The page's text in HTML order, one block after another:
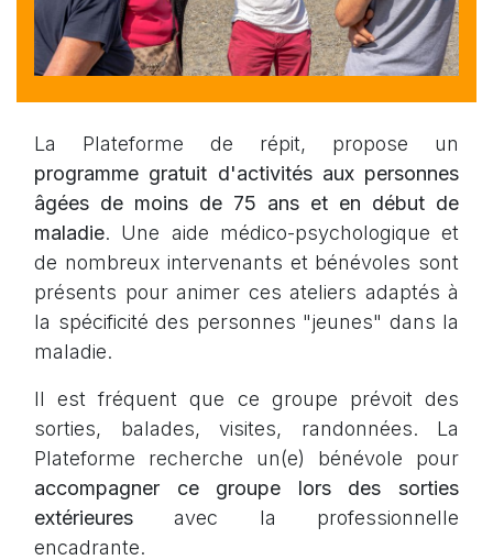
La Plateforme de répit, propose un
programme gratuit d'activités aux personnes
âgées de moins de 75 ans et en début de
maladie. Une aide médico-psychologique et
de nombreux intervenants et bénévoles sont
présents pour animer ces ateliers adaptés à
la spécificité des personnes "jeunes" dans la
maladie.
Il est fréquent que ce groupe prévoit des
sorties, balades, visites, randonnées. La
Plateforme recherche un(e) bénévole pour
accompagner ce groupe lors des sorties
extérieures avec la professionnelle
encadrante.